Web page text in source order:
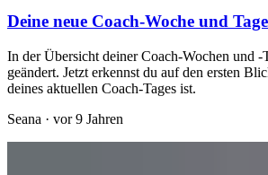
Deine neue Coach-Woche und
In der Übersicht deiner Coach-Wochen und -
geändert. Jetzt erkennst du auf den ersten
deines aktuellen Coach-Tages ist.
Seana · vor 9 Jahren